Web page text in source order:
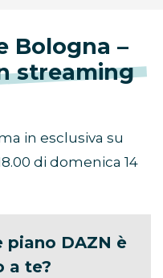
Bologna –
streaming
in esclusiva su
di domenica 14
piano DAZN è
a te?